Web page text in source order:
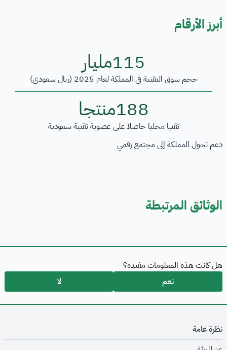
أبرز الأرقام
115مليار
حجم سوق التقنية في المملكة لعام 2025 (ريال سعودي)
188منتجا
تقنيا محليا حاصلا على عضوية تقنية سعودية
دعم تحول المملكة إلى مجتمع رقمي
الوثائق المرتبطة
هل كانت هذه المعلومات مفيدة؟
نعم
لا
نظرة عامة